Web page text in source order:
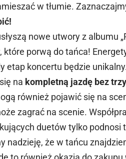
w tłumie.
nowe utwory z albumu
porwą do tańca!
etap koncertu będzie
na kompletną jazdę bez
również pojawić się na
zagrać na scenie.
duetów tylko
nadzieję, że w tańcu